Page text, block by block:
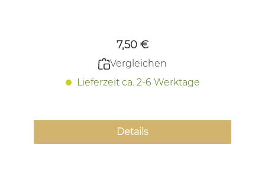
7,50 €
Vergleichen
Lieferzeit ca. 2-6 Werktage
Details